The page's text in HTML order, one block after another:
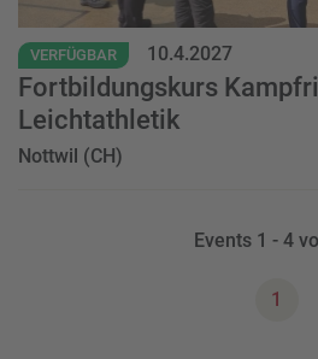
VERFÜGBAR 10.4.2027
Fortbildungskurs
Leichtathletik
Nottwil (CH)
Events 1 - 4
1